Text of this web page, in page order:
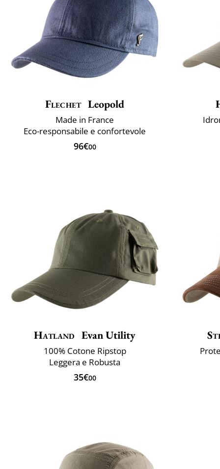
Flechet Leopold
Made in France
Eco-responsabile e confortevole
96€00
Hatland Evan Utility
100% Cotone Ripstop
Leggera e Robusta
35€00